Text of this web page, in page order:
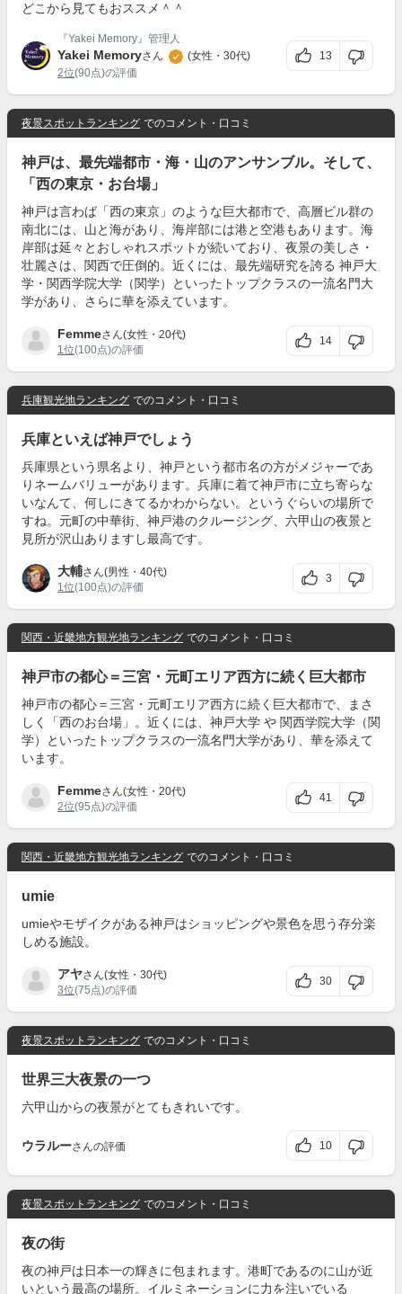
どこから見てもおススメ＾＾
『Yakei Memory』管理人
Yakei Memoryさん
(女性・30代)
2位(90点)の評価
13
夜景スポットランキング でのコメント・口コミ
神戸は、最先端都市・海・山のアンサンブル。そして、
「西の東京・お台場」
神戸は言わば「西の東京」のような巨大都市で、高層ビル群の
南北には、山と海があり、海岸部には港と空港もあります。海
岸部は延々とおしゃれスポットが続いており、夜景の美しさ・
壮麗さは、関西で圧倒的。近くには、最先端研究を誇る 神戸大
学・関西学院大学（関学）といったトップクラスの一流名門大
学があり、さらに華を添えています。
Femmeさん(女性・20代)
1位(100点)の評価
14
兵庫観光地ランキング でのコメント・口コミ
兵庫といえば神戸でしょう
兵庫県という県名より、神戸という都市名の方がメジャーであ
りネームバリューがあります。兵庫に着て神戸市に立ち寄らな
いなんて、何しにきてるかわからない。というぐらいの場所で
すね。元町の中華街、神戸港のクルージング、六甲山の夜景と
見所が沢山ありますし最高です。
大輔さん(男性・40代)
1位(100点)の評価
3
関西・近畿地方観光地ランキング でのコメント・口コミ
神戸市の都心＝三宮・元町エリア西方に続く巨大都市
神戸市の都心＝三宮・元町エリア西方に続く巨大都市で、まさ
しく「西のお台場」。近くには、神戸大学 や 関西学院大学（関
学）といったトップクラスの一流名門大学があり、華を添えて
います。
Femmeさん(女性・20代)
2位(95点)の評価
41
関西・近畿地方観光地ランキング でのコメント・口コミ
umie
umieやモザイクがある神戸はショッピングや景色を思う存分楽
しめる施設。
アヤさん(女性・30代)
3位(75点)の評価
30
夜景スポットランキング でのコメント・口コミ
世界三大夜景の一つ
六甲山からの夜景がとてもきれいです。
ウラルーさんの評価 10
夜景スポットランキング でのコメント・口コミ
夜の街
夜の神戸は日本一の輝きに包まれます。港町であるのに山が近
いという最高の場所。イルミネーションに力を注いでいる